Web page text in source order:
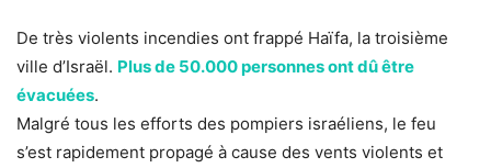
De très violents incendies ont frappé Haïfa, la troisième
ville d’Israël. Plus de 50.000 personnes ont dû être
évacuées.
Malgré tous les efforts des pompiers israéliens, le feu
s’est rapidement propagé à cause des vents violents et